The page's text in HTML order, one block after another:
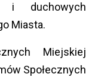
i duchowych
Miasta.
Miejskiej
Społecznych